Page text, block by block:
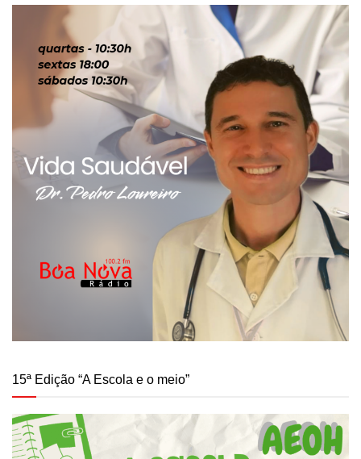
15ª Edição “A Escola e o meio”